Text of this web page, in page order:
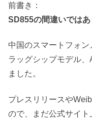
前書き：
SD855の間違いではあ
中国のスマートフォ
ラッグシップモデル
ました。
プレスリリースや
ので、まだ公式サイト